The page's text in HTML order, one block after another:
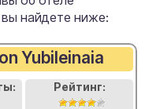
вы найдете ниже:
Yubileinaia
Рейтинг: